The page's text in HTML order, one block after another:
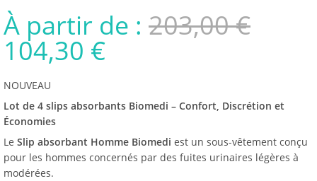
À partir de : 203,00€
104,30 €
NOUVEAU
Lot de 4 slips absorbants Biomedi – Confort, Discrétion et
Économies
Le Slip absorbant Homme Biomedi est un sous-vêtement conçu
pour les hommes concernés par des fuites urinaires légères à
modérées.